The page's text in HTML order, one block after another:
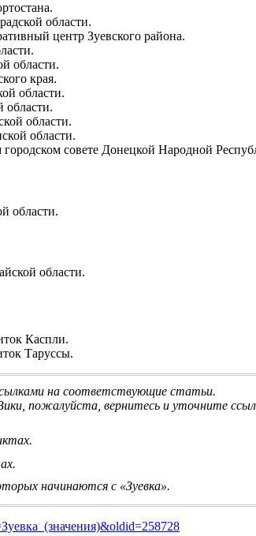
области.
центр Зуевского района.
области.
края.
области.
области.
области.
области.
совете Донецкой Народной
области.
области.
Каспли.
Таруссы.
на соответствующие статьи.
пожалуйста, вернитесь и уточните
начинаются с «Зуевка».